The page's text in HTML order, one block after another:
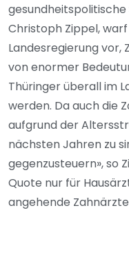
Christoph Zippel,
Landesregierung vor,
von enormer
Thüringer überall im
werden. Da auch die
aufgrund der
nächsten Jahren zu
gegenzusteuern», so
Quote nur für
angehende